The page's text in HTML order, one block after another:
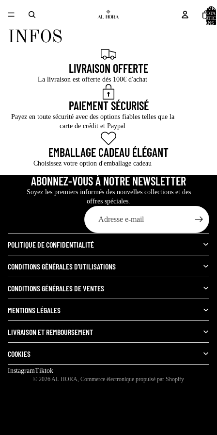
DANS
INFOS
LIVRAISON OFFERTE
La livraison est offerte dès 100€ d'achat
PAIEMENT SÉCURISÉ
Payez en toute sécurité avec des options fiables telles que la
carte de crédit et Paypal
EMBALLAGE CADEAU ÉLÉGANT
Choisissez votre option d'emballage cadeau
ABONNEZ-VOUS À NOTRE NEWSLETTER
Soyez les premiers informés des nouvelles collections et des
offres spéciales.
POLITIQUE DE CONFIDENTIALITÉ
CONDITIONS GÉNÉRALES D'UTILISATIONS
CONDITIONS GÉNÉRALES DE VENTES
MENTIONS LÉGALES
LIVRAISON ET REMBOURSEMENT
COOKIES
InstagramTiktok
© 2026AL HORA, Commerce électronique propulsé par Shopify